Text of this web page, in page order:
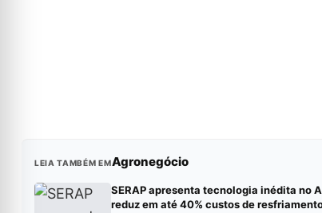
LEIA TAMBÉM EMAgronegócio
SERAP apresenta tecnologia inédita no
reduz em até 40% custos de